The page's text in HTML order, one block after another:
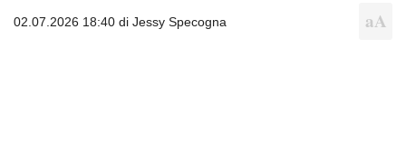
02.07.2026 18:40 di Jessy Specogna